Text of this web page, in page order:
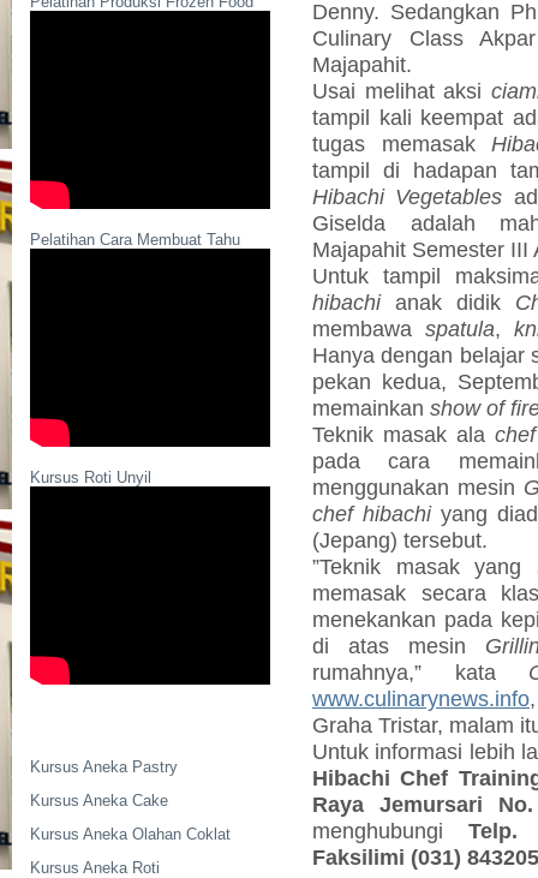
Pelatihan Cara Membuat Tahu
Kursus Roti Unyil
Kursus Aneka Pastry
Kursus Aneka Cake
Kursus Aneka Olahan Coklat
Kursus Aneka Roti
Denny. Sedangkan
Culinary Class
Majapahit.
Usai melihat aksi
tampil kali keempat
tugas memasak
tampil di hadapan
Hibachi Vegetables
Giselda adalah
Majapahit Semester III
Untuk tampil
hibachianak didik
membawaspatula,
Hanya dengan belajar
pekan kedua,
memainkan show of
Teknik masak ala
pada cara
menggunakan mesin
chef hibachiyang
(Jepang) tersebut.
”Teknik masak
memasak secara
menekankan pada
di atas mesin
rumahnya,” kata
www.culinarynews.info
Graha Tristar, malam
Untuk informasi lebih
Hibachi Chef
Raya Jemursari
menghubungi Telp.
Faksilimi (031)